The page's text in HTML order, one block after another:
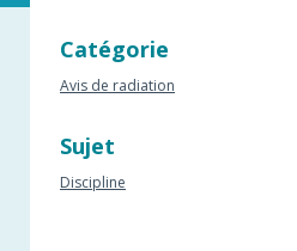
Catégorie
Avis de radiation
Sujet
Discipline